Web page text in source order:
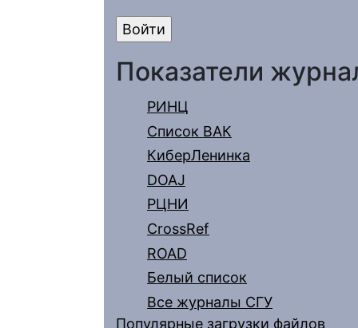
Показатели
РИНЦ
Список ВАК
КиберЛенинка
DOAJ
РЦНИ
CrossRef
ROAD
Белый список
Все журналы СГУ
Популярные загрузки файлов